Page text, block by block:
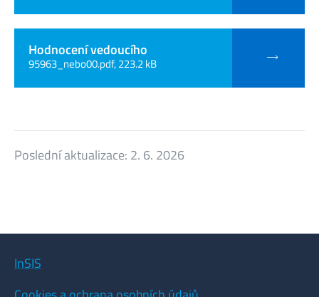
Hodnocení vedoucího
95963_nebo00.pdf, 223.2 kB
Poslední aktualizace: 2. 6. 2026
InSIS